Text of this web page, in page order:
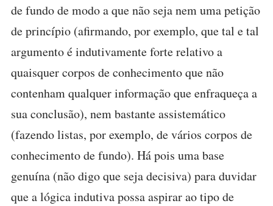
de fundo de modo a que não seja nem uma petição
de princípio (afirmando, por exemplo, que tal e tal
argumento é indutivamente forte relativo a
quaisquer corpos de conhecimento que não
contenham qualquer informação que enfraqueça a
sua conclusão), nem bastante assistemático
(fazendo listas, por exemplo, de vários corpos de
conhecimento de fundo). Há pois uma base
genuína (não digo que seja decisiva) para duvidar
que a lógica indutiva possa aspirar ao tipo de